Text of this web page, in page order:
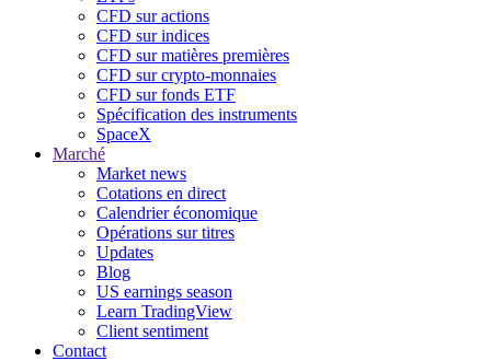
CFD sur actions
CFD sur indices
CFD sur matières premières
CFD sur crypto-monnaies
CFD sur fonds ETF
Spécification des instruments
SpaceX
Marché
Market news
Cotations en direct
Calendrier économique
Opérations sur titres
Updates
Blog
US earnings season
Learn TradingView
Client sentiment
Contact